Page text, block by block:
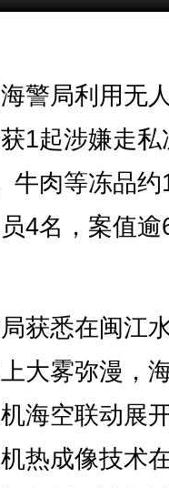
局利用无
1起涉嫌走私
牛肉等冻品约
4名，案值逾
悉在闽江
大雾弥漫，
海空联动展
热成像技术